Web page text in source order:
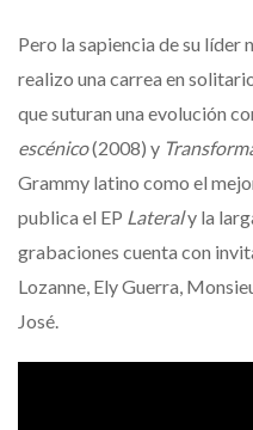
Pero la sapiencia de su líder
realizo una carrea en
que suturan una evolución
escénico(2008) y
Grammy latino como el
publica el EP Lateraly la
grabaciones cuenta con
Lozanne, Ely Guerra,
José.